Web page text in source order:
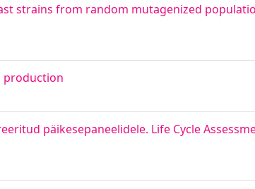
strains from random mutagenized
production
päikesepaneelidele. Life Cycle